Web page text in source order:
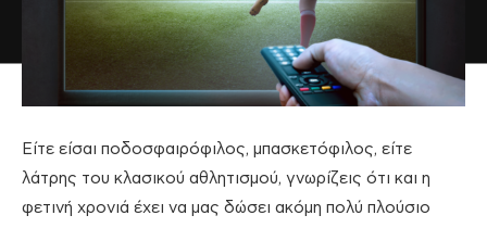
Είτε είσαι ποδοσφαιρόφιλος, μπασκετόφιλος, είτε
λάτρης του κλασικού αθλητισμού, γνωρίζεις ότι και η
φετινή χρονιά έχει να μας δώσει ακόμη πολύ πλούσιο